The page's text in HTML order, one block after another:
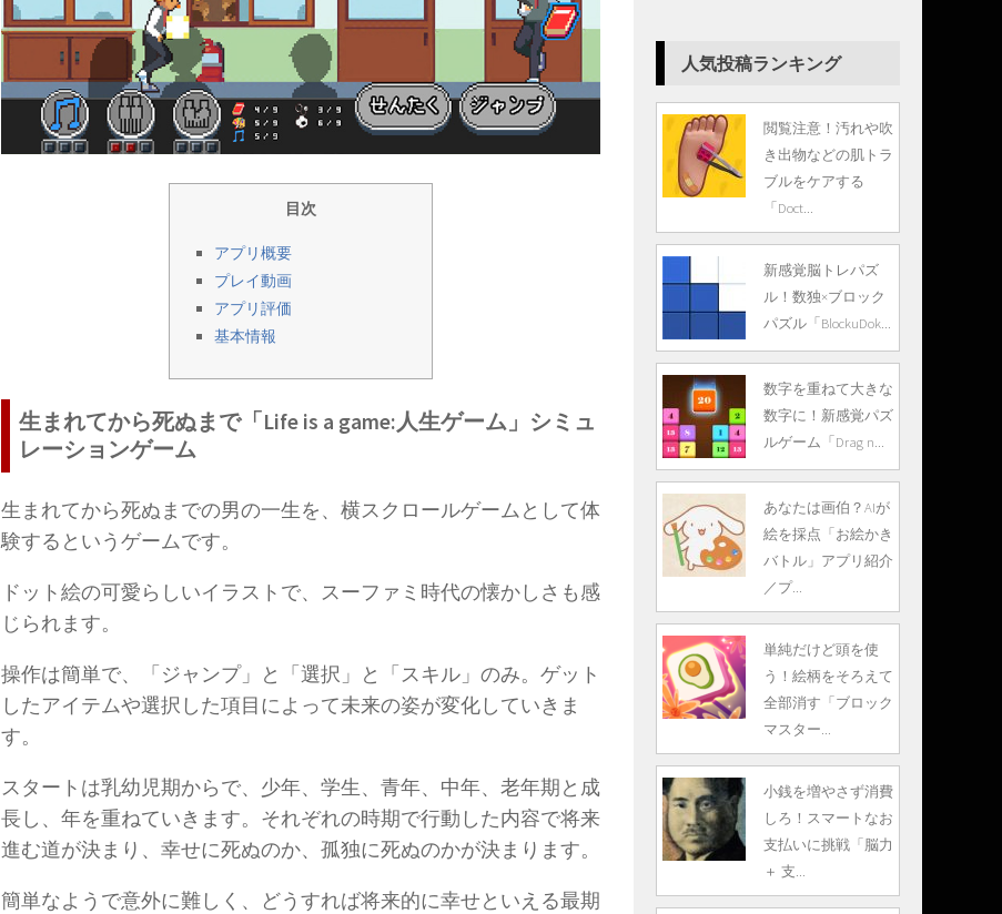
目次
アプリ概要
プレイ動画
アプリ評価
基本情報
生まれてから死ぬまで「Life is a game:人生ゲーム」シミュ
レーションゲーム
生まれてから死ぬまでの男の一生を、横スクロールゲームとして体
験するというゲームです。
ドット絵の可愛らしいイラストで、スーファミ時代の懐かしさも感
じられます。
操作は簡単で、「ジャンプ」と「選択」と「スキル」のみ。ゲット
したアイテムや選択した項目によって未来の姿が変化していきま
す。
スタートは乳幼児期からで、少年、学生、青年、中年、老年期と成
長し、年を重ねていきます。それぞれの時期で行動した内容で将来
進む道が決まり、幸せに死ぬのか、孤独に死ぬのかが決まります。
簡単なようで意外に難しく、どうすれば将来的に幸せといえる最期
人気投稿ランキング
閲覧注意！汚れや吹
き出物などの肌トラ
ブルをケアする
「Doct...
新感覚脳トレパズ
ル！数独×ブロック
パズル「BlockuDok...
数字を重ねて大きな
数字に！新感覚パズ
ルゲーム「Drag n...
あなたは画伯？AIが
絵を採点「お絵かき
バトル」アプリ紹介
／プ...
単純だけど頭を使
う！絵柄をそろえて
全部消す「ブロック
マスター...
小銭を増やさず消費
しろ！スマートなお
支払いに挑戦「脳力
＋ 支...